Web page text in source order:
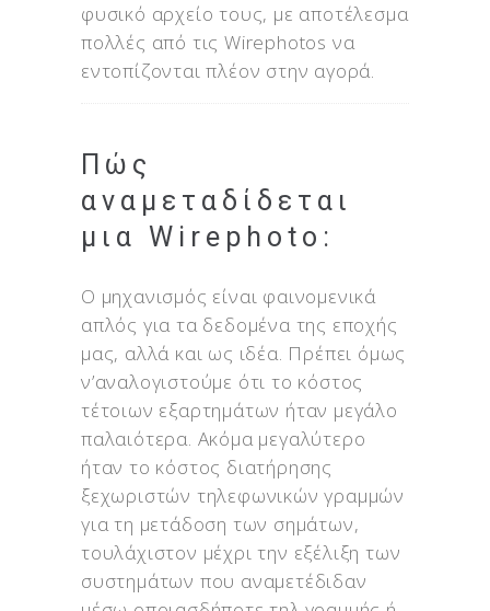
φυσικό αρχείο τους, με αποτέλεσμα
πολλές από τις Wirephotos να
εντοπίζονται πλέον στην αγορά.
Πώς
αναμεταδίδεται
μια Wirephoto:
O μηχανισμός είναι φαινομενικά
απλός για τα δεδομένα της εποχής
μας, αλλά και ως ιδέα. Πρέπει όμως
ν’αναλογιστούμε ότι το κόστος
τέτοιων εξαρτημάτων ήταν μεγάλο
παλαιότερα. Ακόμα μεγαλύτερο
ήταν το κόστος διατήρησης
ξεχωριστών τηλεφωνικών γραμμών
για τη μετάδοση των σημάτων,
τουλάχιστον μέχρι την εξέλιξη των
συστημάτων που αναμετέδιδαν